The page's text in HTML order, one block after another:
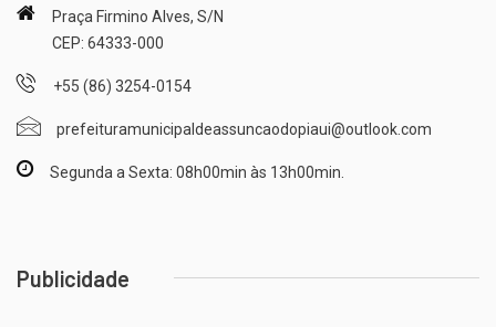
Praça Firmino Alves, S/N
CEP: 64333-000
+55 (86) 3254-0154
prefeituramunicipaldeassuncaodopiaui@outlook.com
Segunda a Sexta: 08h00min às 13h00min.
Publicidade